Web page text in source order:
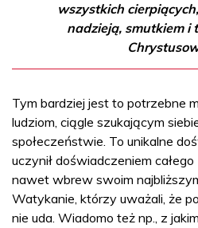
wszystkich
nadzieją, smutkiem i
Tym bardziej jest to potrzebne
ludziom, ciągle szukającym
społeczeństwie. To unikalne
uczynił doświadczeniem
nawet wbrew swoim
Watykanie, którzy uważali, że
nie uda. Wiadomo też np., z